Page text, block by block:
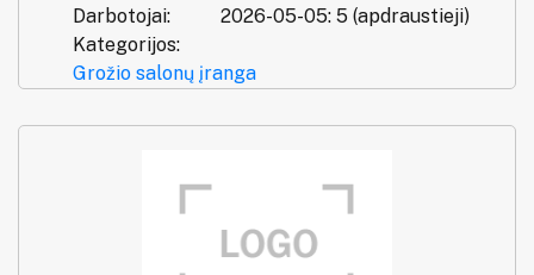
Darbotojai:
2026-05-05: 5 (apdraustieji)
Kategorijos:
Grožio salonų įranga